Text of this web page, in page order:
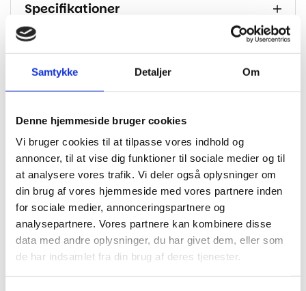
Samtykke Detaljer Om
Denne hjemmeside bruger cookies
Vi bruger cookies til at tilpasse vores indhold og
annoncer, til at vise dig funktioner til sociale medier og til
at analysere vores trafik. Vi deler også oplysninger om
din brug af vores hjemmeside med vores partnere inden
for sociale medier, annonceringspartnere og
analysepartnere. Vores partnere kan kombinere disse
data med andre oplysninger, du har givet dem, eller som
de har indsamlet fra din brug af deres tjenester.
Specifikationer
Brand PARADOR
Dimension 2200x235x8
Tykkelse I
Klasse
Bagside
Korkunderlag integreret – kan derfor
monteres uden underlag
M2 Pr.
Pakke
3.102 / 6 planker
Fas
Garanti Livstid bolig